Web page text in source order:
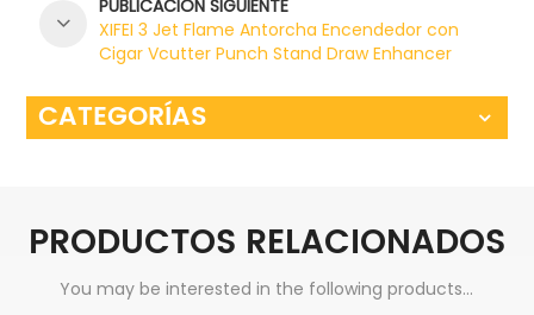
PUBLICACIÓN SIGUIENTE
XIFEI 3 Jet Flame Antorcha Encendedor con
Cigar Vcutter Punch Stand Draw Enhancer
CATEGORÍAS
PRODUCTOS RELACIONADOS
You may be interested in the following products...